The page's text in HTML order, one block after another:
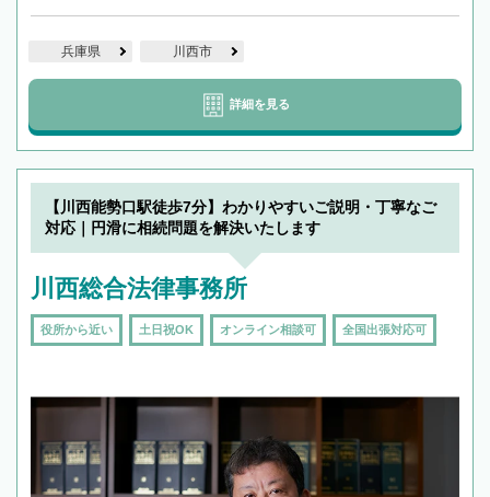
兵庫県 川西市
詳細を見る
【川西能勢口駅徒歩7分】わかりやすいご説明・丁寧なご
対応｜円滑に相続問題を解決いたします
川西総合法律事務所
役所から近い 土日祝OK オンライン相談可 全国出張対応可